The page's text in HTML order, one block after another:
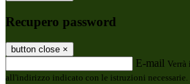
Recupero password
button close ×
E-mail Verrà
all'indirizzo indicato con le istruzioni necessarie.